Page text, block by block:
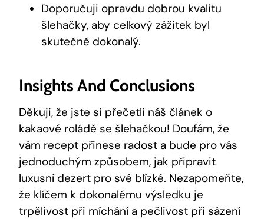
Doporučuji opravdu dobrou kvalitu
šlehačky, aby celkový zážitek byl
skutečně dokonalý.
Insights And Conclusions
Děkuji, že jste si přečetli náš článek o
kakaové roládě se šlehačkou! Doufám, že
vám recept přinese radost a bude pro vás
jednoduchým způsobem, jak připravit
luxusní dezert pro své blízké. Nezapomeňte,
že klíčem k dokonalému výsledku je
trpělivost při míchání a pečlivost při sázení